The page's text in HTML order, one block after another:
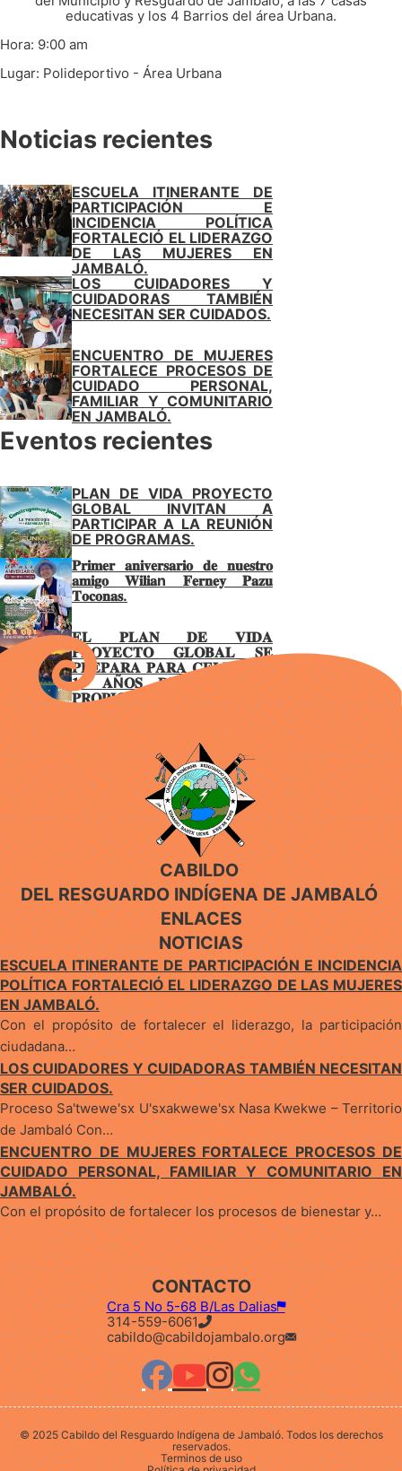
educativas y los 4 Barrios del área Urbana.
Hora: 9:00 am
Lugar: Polideportivo - Área Urbana
Noticias recientes
ESCUELA ITINERANTE DE
PARTICIPACIÓN E
INCIDENCIA POLÍTICA
FORTALECIÓ EL LIDERAZGO
DE LAS MUJERES EN
JAMBALÓ.
LOS CUIDADORES Y
CUIDADORAS TAMBIÉN
NECESITAN SER CUIDADOS.
ENCUENTRO DE MUJERES
FORTALECE PROCESOS DE
CUIDADO PERSONAL,
FAMILIAR Y COMUNITARIO
EN JAMBALÓ.
Eventos recientes
PLAN DE VIDA PROYECTO
GLOBAL INVITAN A
PARTICIPAR A LA REUNIÓN
DE PROGRAMAS.
𝐏𝐫𝐢𝐦𝐞𝐫 𝐚𝐧𝐢𝐯𝐞𝐫𝐬𝐚𝐫𝐢𝐨 𝐝𝐞 𝐧𝐮𝐞𝐬𝐭𝐫𝐨
𝐚𝐦𝐢𝐠𝐨 𝐖𝐢𝐥𝐢𝐚n 𝐅𝐞𝐫𝐧𝐞𝐲 𝐏𝐚𝐳𝐮
𝐓𝐨𝐜𝐨𝐧𝐚𝐬.
𝐄𝐋 𝐏𝐋𝐀𝐍 𝐃𝐄 𝐕𝐈𝐃𝐀
𝐏𝐑𝐎𝐘𝐄𝐂𝐓𝐎 𝐆𝐋𝐎𝐁𝐀𝐋 𝐒𝐄
𝐏𝐑𝐄𝐏𝐀𝐑𝐀 𝐏𝐀𝐑𝐀 𝐂𝐄𝐋𝐄𝐁𝐑𝐀𝐑
𝟏𝟓 𝐀Ñ𝐎𝐒 𝐃𝐄 𝐆𝐎𝐁𝐈𝐄𝐑𝐍𝐎
𝐏𝐑𝐎𝐏𝐈𝐎 𝐄𝐍 𝐉𝐀𝐌𝐁𝐀𝐋Ó
CABILDO
DEL RESGUARDO INDÍGENA DE JAMBALÓ
ENLACES
NOTICIAS
ESCUELA ITINERANTE DE PARTICIPACIÓN E INCIDENCIA
POLÍTICA FORTALECIÓ EL LIDERAZGO DE LAS MUJERES
EN JAMBALÓ.
Con el propósito de fortalecer el liderazgo, la participación
ciudadana…
LOS CUIDADORES Y CUIDADORAS TAMBIÉN NECESITAN
SER CUIDADOS.
Proceso Sa'twewe'sx U'sxakwewe'sx Nasa Kwekwe – Territorio
de Jambaló Con…
ENCUENTRO DE MUJERES FORTALECE PROCESOS DE
CUIDADO PERSONAL, FAMILIAR Y COMUNITARIO EN
JAMBALÓ.
Con el propósito de fortalecer los procesos de bienestar y…
CONTACTO
Cra 5 No 5-68 B/Las Dalias
314-559-6061
cabildo@cabildojambalo.org
© 2025 Cabildo del Resguardo Indígena de Jambaló. Todos los derechos
reservados.
Terminos de uso